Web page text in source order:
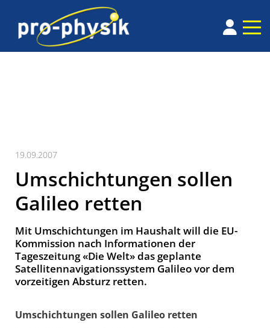
19.09.2007
Umschichtungen sollen
Galileo retten
Mit Umschichtungen im Haushalt will die EU-
Kommission nach Informationen der
Tageszeitung «Die Welt» das geplante
Satellitennavigationssystem Galileo vor dem
vorzeitigen Absturz retten.
Umschichtungen sollen Galileo retten